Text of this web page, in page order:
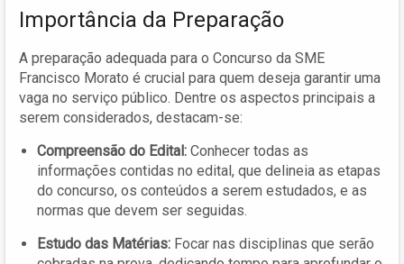
Importância da Preparação
A preparação adequada para o Concurso da SME
Francisco Morato é crucial para quem deseja garantir uma
vaga no serviço público. Dentre os aspectos principais a
serem considerados, destacam-se:
Compreensão do Edital: Conhecer todas as
informações contidas no edital, que delineia as etapas
do concurso, os conteúdos a serem estudados, e as
normas que devem ser seguidas.
Estudo das Matérias: Focar nas disciplinas que serão